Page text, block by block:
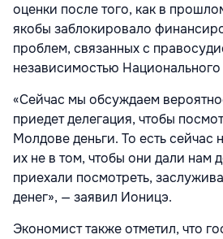
оценки после того, как в
якобы заблокировало
проблем, связанных с
независимостью Национального
«Сейчас мы обсуждаем
приедет делегация, чтобы
Молдове деньги. То есть сейчас
их не в том, чтобы они дали нам
приехали посмотреть,
денег», — заявил Ионицэ.
Экономист также отметил, что